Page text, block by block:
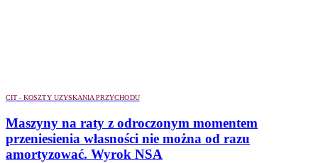
CIT - KOSZTY UZYSKANIA PRZYCHODU
Maszyny na raty z odroczonym momentem
przeniesienia własności nie można od razu
amortyzować. Wyrok NSA